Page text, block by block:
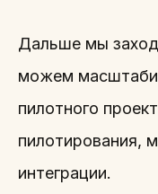
Дальше мы
можем
пилотного
пилотирования,
интеграции.